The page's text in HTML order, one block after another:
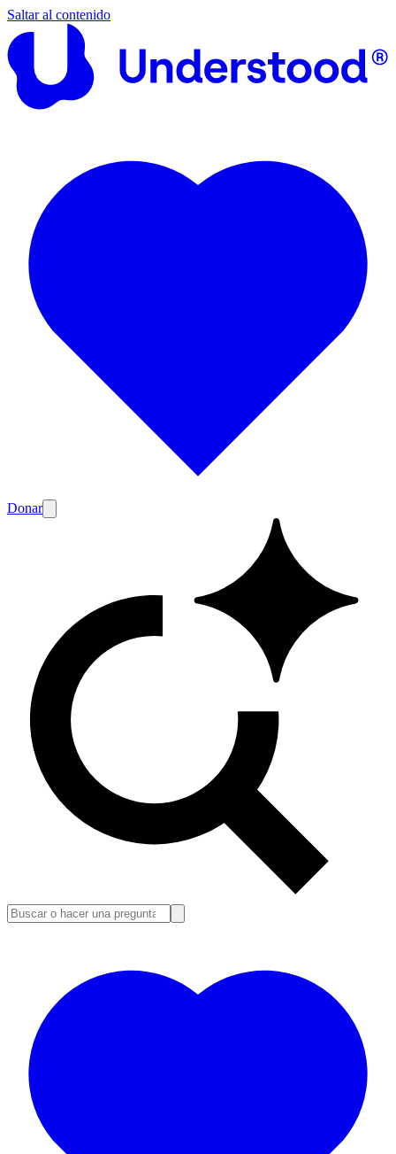
Saltar al contenido
Donar